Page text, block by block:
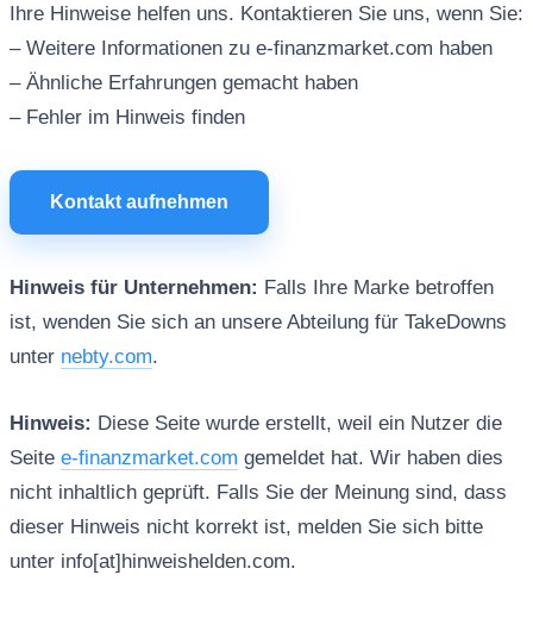
Ihre Hinweise helfen uns. Kontaktieren Sie uns, wenn Sie:
– Weitere Informationen zu e-finanzmarket.com haben
– Ähnliche Erfahrungen gemacht haben
– Fehler im Hinweis finden
Kontakt aufnehmen
Hinweis für Unternehmen: Falls Ihre Marke betroffen
ist, wenden Sie sich an unsere Abteilung für TakeDowns
unter nebty.com.
Hinweis: Diese Seite wurde erstellt, weil ein Nutzer die
Seite e-finanzmarket.com gemeldet hat. Wir haben dies
nicht inhaltlich geprüft. Falls Sie der Meinung sind, dass
dieser Hinweis nicht korrekt ist, melden Sie sich bitte
unter info[at]hinweishelden.com.